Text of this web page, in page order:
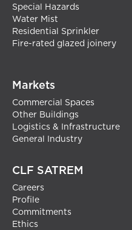
Special Hazards
Water Mist
Residential Sprinkler
Fire-rated glazed joinery
Markets
Commercial Spaces
Other Buildings
Logistics & Infrastructure
General Industry
CLF SATREM
Careers
Profile
Commitments
Ethics